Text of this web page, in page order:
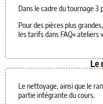
Dans le cadre du tournage 3
Pour des pièces plus
les tarifs dans FAQ« ateliers
Le
Le nettoyage, ainsi que le
partie intégrante du cours.